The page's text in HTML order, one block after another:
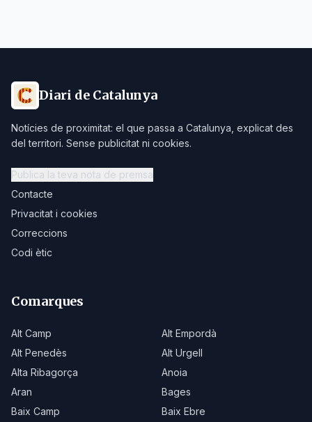
Diari de Catalunya
Notícies de proximitat: el que passa a Catalunya, explicat des
del territori. Sense publicitat ni cookies.
Publica la teva nota de premsa
Contacte
Privacitat i cookies
Correccions
Codi ètic
Comarques
Alt Camp
Alt Empordà
Alt Penedès
Alt Urgell
Alta Ribagorça
Anoia
Aran
Bages
Baix Camp
Baix Ebre